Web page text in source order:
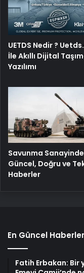
UETDS Nedir ?
İle Akıllı Dijital
Yazılımı
Savunma Sanayinde
Güncel, Doğru ve
Haberler
En Güncel Haberler
Fatih Erbakan: Bir